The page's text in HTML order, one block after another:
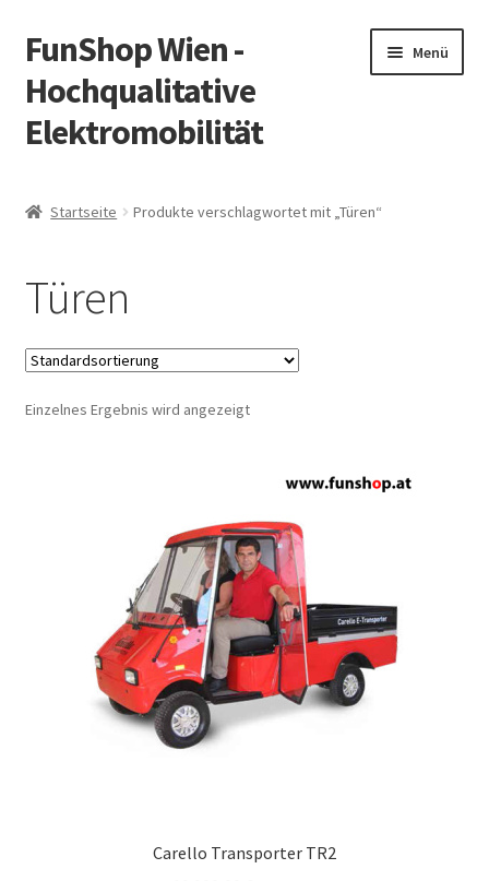
Zur
Navigation
springen
Zum
Inhalt
springen
FunShop Wien -
Hochqualitative
Elektromobilität
Menü
Vorsicht Internetbetrug
Über FunShop
Impressum
Startseite Produkte verschlagwortet mit „Türen“
Türen
Einzelnes Ergebnis wird angezeigt
Carello Transporter TR2